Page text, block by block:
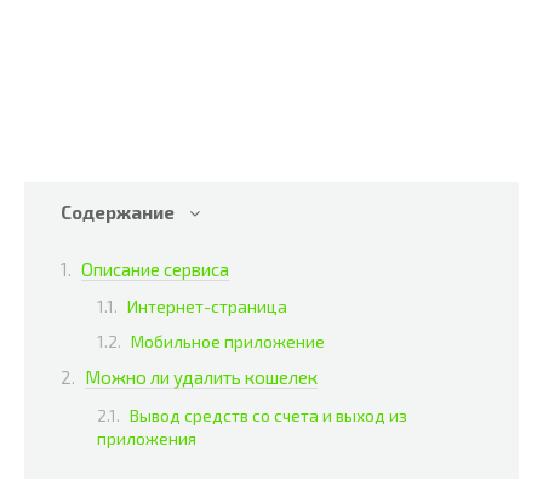
Содержание
Описание сервиса
Интернет-страница
Мобильное приложение
Можно ли удалить кошелек
Вывод средств со счета и выход из
приложения